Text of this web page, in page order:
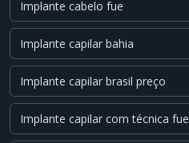
Implante cabelo fue
Implante capilar bahia
Implante capilar brasil preço
Implante capilar com técnica fue